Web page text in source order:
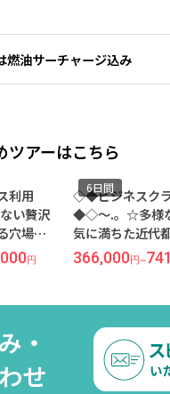
燃油サーチャージ込み
ツアーはこちら
利用
い贅沢
穴場リ
。.～熱
リゾー
カウ
/朝食付
円
◇◆ビジネスク
◆◇～.。☆多様
気に満ちた近代
ルンプール☆。.
ンドが勢揃い♪
ット ホテル ク
ル』宿泊≪成田
ーシア航空利用
食付き≫
6日間
366,000円~
・
せ